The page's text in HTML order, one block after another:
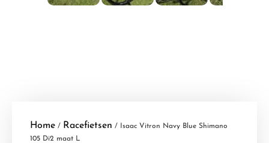
Home / Racefietsen / Isaac Vitron Navy Blue Shimano
105 Di2 maat L